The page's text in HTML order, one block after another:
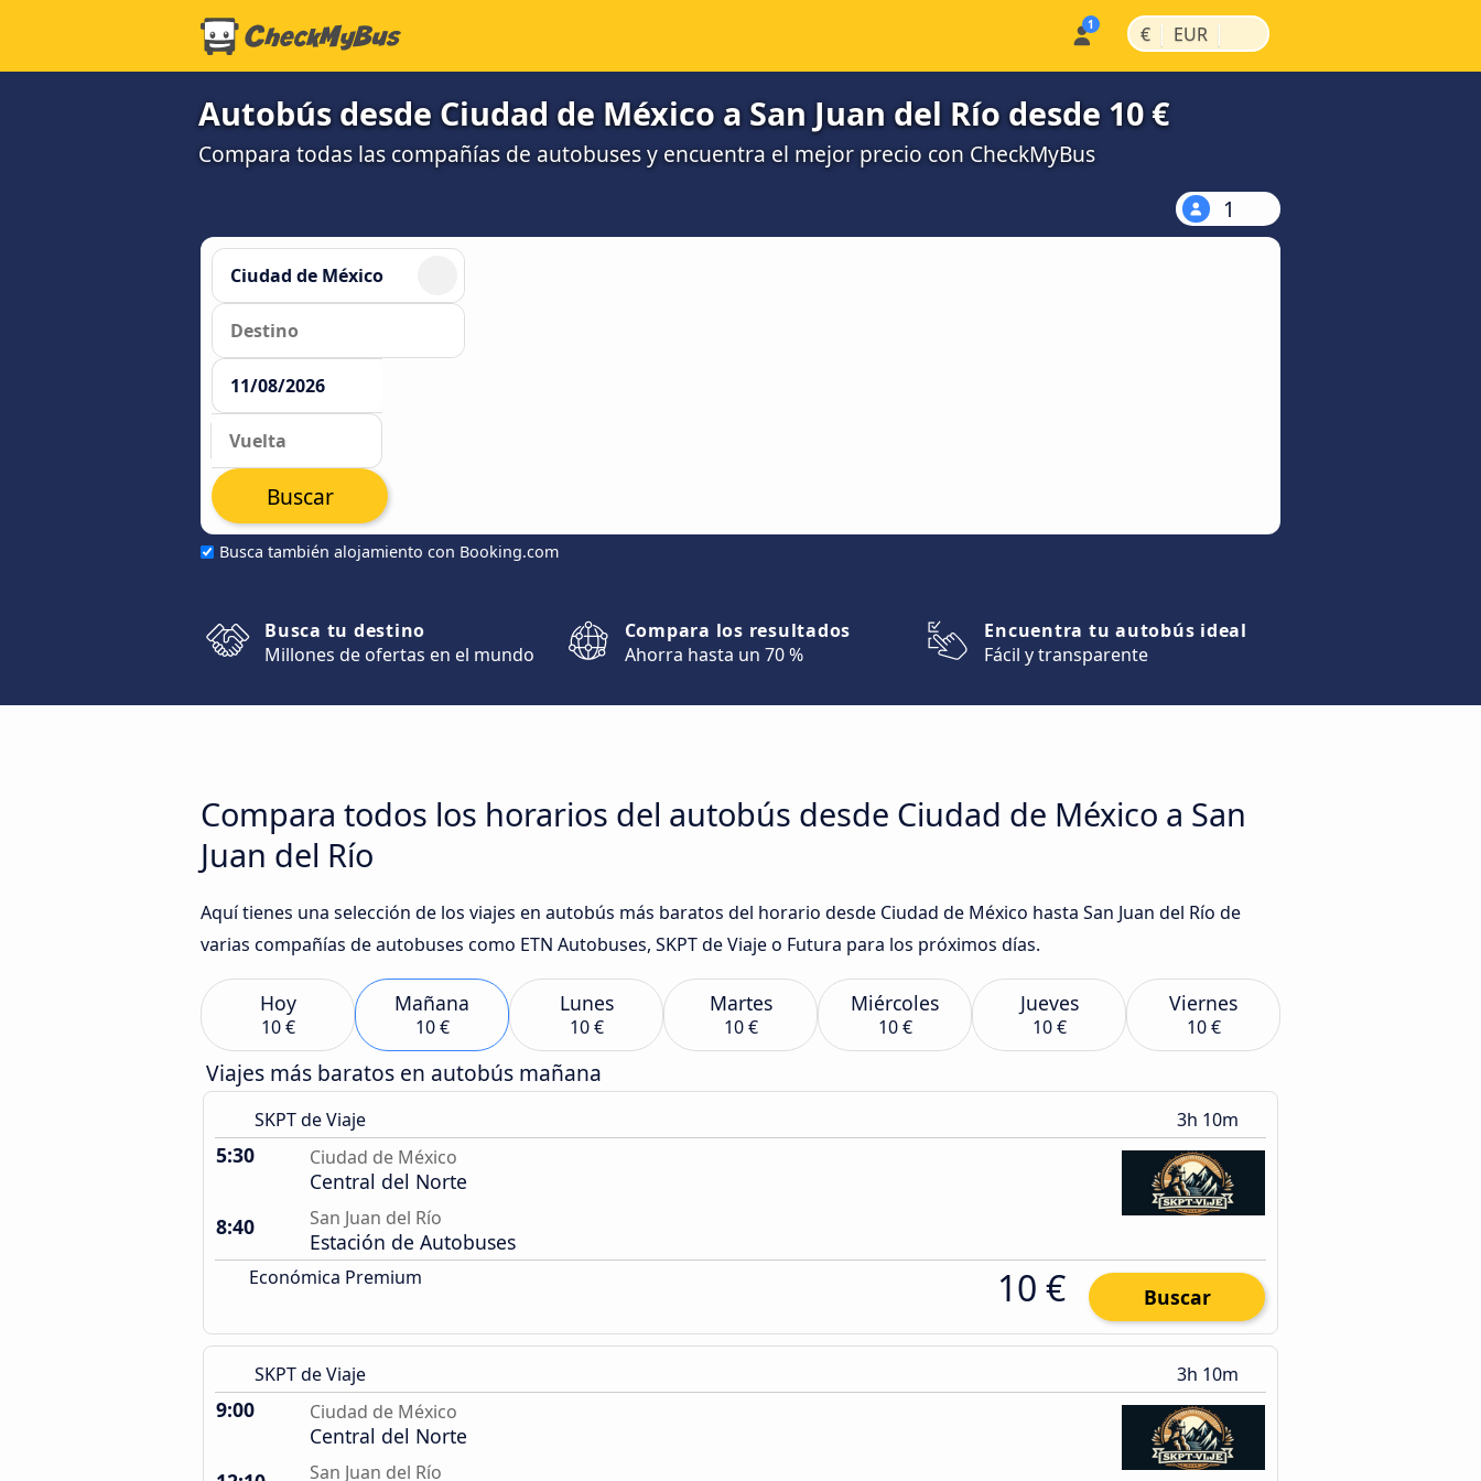
€ | EUR |
Autobús desde Ciudad de México a San Juan del Río desde 10 €
Compara todas las compañías de autobuses y encuentra el mejor precio con CheckMyBus
1
Busca también alojamiento con Booking.com
Buscar
Busca tu destino
Millones de ofertas en el mundo
Compara los resultados
Ahorra hasta un 70 %
Encuentra tu autobús ideal
Fácil y transparente
Compara todos los horarios del autobús desde Ciudad de México a San
Juan del Río
Aquí tienes una selección de los viajes en autobús más baratos del horario desde Ciudad de México hasta San Juan del Río de
varias compañías de autobuses como ETN Autobuses, SKPT de Viaje o Futura para los próximos días.
Hoy
10 €
Mañana
10 €
Lunes
10 €
Martes
10 €
Miércoles
10 €
Jueves
10 €
Viernes
10 €
Viajes más baratos en autobús mañana
SKPT de Viaje 3h 10m
5:30 Ciudad de México
Central del Norte
8:40
San Juan del Río
Estación de Autobuses
Económica Premium 10 € Buscar
SKPT de Viaje 3h 10m
9:00 Ciudad de México
Central del Norte
San Juan del Río